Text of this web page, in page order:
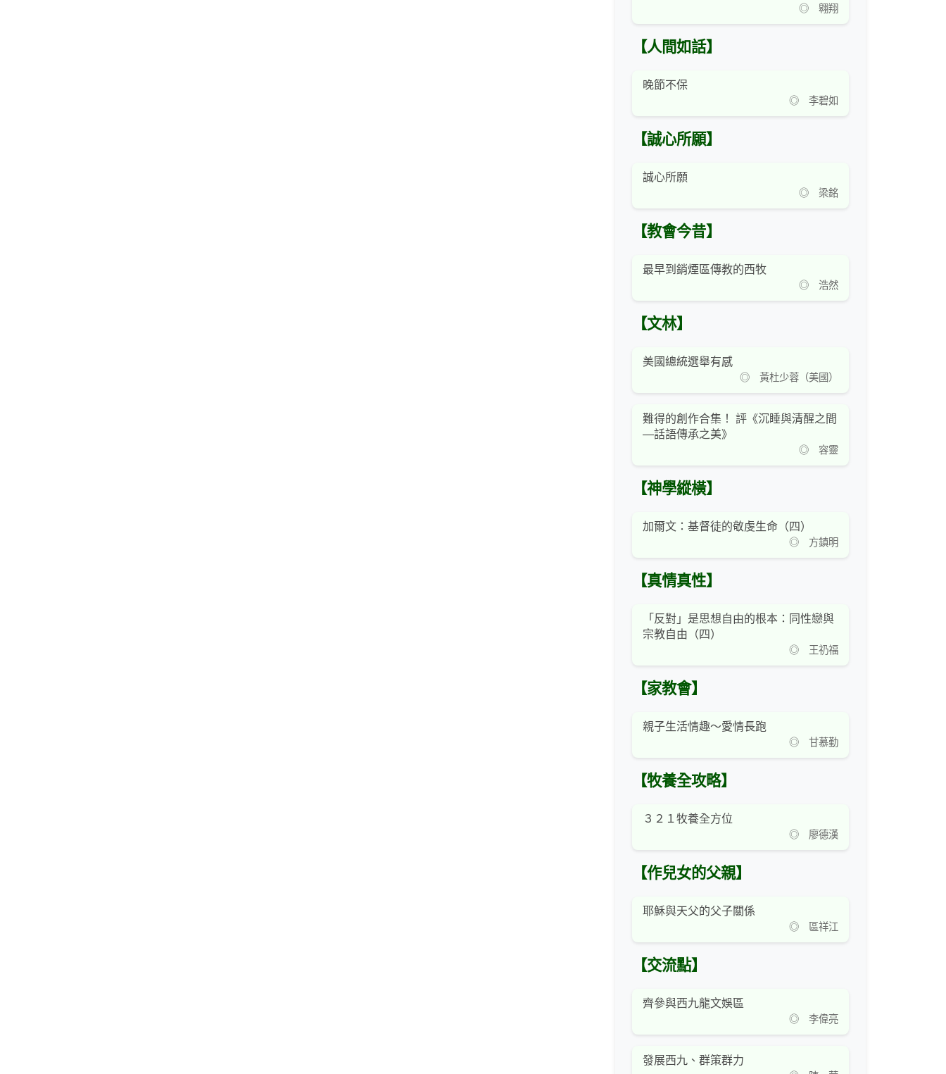
◎ 翱翔
【人間如話】
晚節不保
◎ 李碧如
【誠心所願】
誠心所願
◎ 梁銘
【教會今昔】
最早到銷煙區傳教的西牧
◎ 浩然
【文林】
美國總統選舉有感
◎ 黃杜少蓉（美國）
難得的創作合集！ 評《沉睡與清醒之間
—話語傳承之美》
◎ 容靈
【神學縱橫】
加爾文：基督徒的敬虔生命（四）
◎ 方鎮明
【真情真性】
「反對」是思想自由的根本：同性戀與
宗教自由（四）
◎ 王礽福
【家教會】
親子生活情趣～愛情長跑
◎ 甘慕勤
【牧養全攻略】
３２１牧養全方位
◎ 廖德漢
【作兒女的父親】
耶穌與天父的父子關係
◎ 區祥江
【交流點】
齊參與西九龍文娛區
◎ 李偉亮
發展西九、群策群力